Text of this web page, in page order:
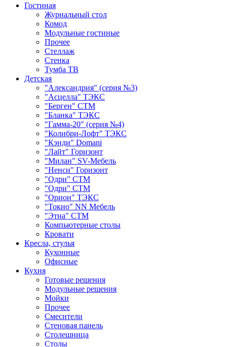
Гостиная
Журнальный стол
Комод
Модульные гостиные
Прочее
Стеллаж
Стенка
Тумба ТВ
Детская
"Александрия" (серия №3)
"Асцелла" ТЭКС
"Берген" СТМ
"Бланка" ТЭКС
"Гамма-20" (серия №4)
"Колибри-Лофт" ТЭКС
"Кэнди" Domani
"Лайт" Горизонт
"Милан" SV-Мебель
"Ненси" Горизонт
"Одри" СТМ
"Одри" СТМ
"Орион" ТЭКС
"Токио" NN Мебель
"Этна" СТМ
Компьютерные столы
Кровати
Кресла, стулья
Кухонные
Офисные
Кухня
Готовые решения
Модульные решения
Мойки
Прочее
Смесители
Стеновая панель
Столешница
Столы